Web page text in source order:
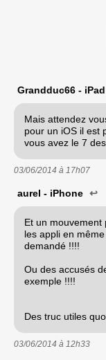
Grandduc66 -
Mais attendez
pour un iOS il est
vous avez le 7
03/06/2014 à 17h07
aurel - iPhone ↩
Et un
les appli en
demandé !!!!
Ou des accusés
exemple !!!!
Des truc utiles
03/06/2014 à 12h33